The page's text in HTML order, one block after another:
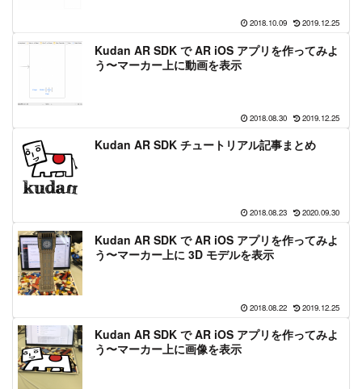
2018.10.09 2019.12.25
Kudan AR SDK で AR iOS アプリを作ってみよ
う〜マーカー上に動画を表示
2018.08.30 2019.12.25
Kudan AR SDK チュートリアル記事まとめ
2018.08.23 2020.09.30
Kudan AR SDK で AR iOS アプリを作ってみよ
う〜マーカー上に 3D モデルを表示
2018.08.22 2019.12.25
Kudan AR SDK で AR iOS アプリを作ってみよ
う〜マーカー上に画像を表示